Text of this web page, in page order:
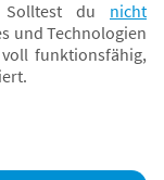
Onlineshop oder bei
Betrieb. Der für den
unsere Franchise-
der
Abholen“ kann
Angaben zu
Zahlarten: